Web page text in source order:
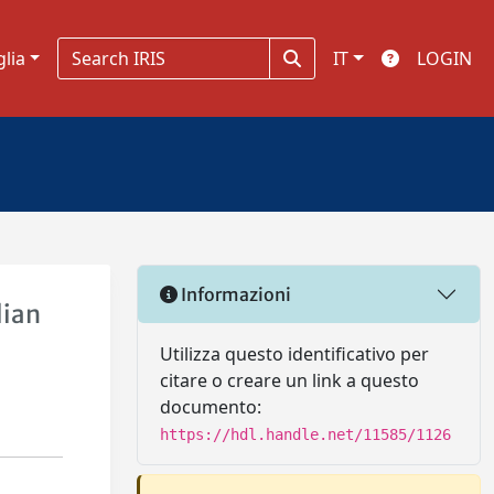
IT LOGIN
Informazioni
Utilizza questo identificativo per
citare o creare un link a questo
documento:
https://hdl.handle.net/11585/1126